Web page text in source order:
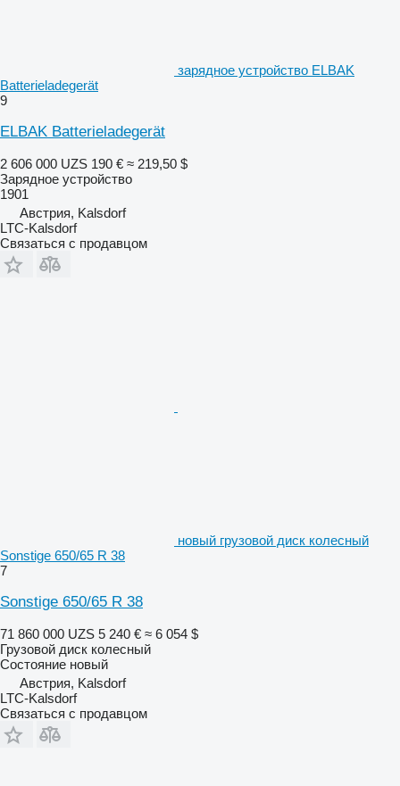
зарядное устройство ELBAK
Batterieladegerät
9
ELBAK Batterieladegerät
2 606 000 UZS 190 € ≈ 219,50 $
Зарядное устройство
1901
Австрия, Kalsdorf
LTC-Kalsdorf
Связаться с продавцом
новый грузовой диск колесный
Sonstige 650/65 R 38
7
Sonstige 650/65 R 38
71 860 000 UZS 5 240 € ≈ 6 054 $
Грузовой диск колесный
Состояние новый
Австрия, Kalsdorf
LTC-Kalsdorf
Связаться с продавцом